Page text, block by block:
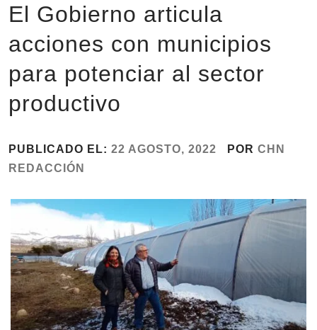
El Gobierno articula
acciones con municipios
para potenciar al sector
productivo
PUBLICADO EL: 22 AGOSTO, 2022 POR CHN
REDACCIÓN